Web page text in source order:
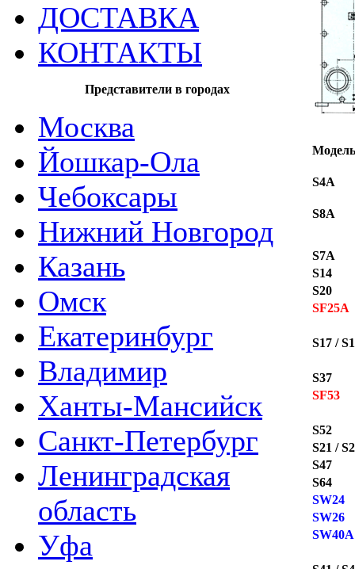
ДОСТАВКА
КОНТАКТЫ
Представители в городах
Москва
Йошкар-Ола
Чебоксары
Нижний Новгород
Казань
Омск
Екатеринбург
Владимир
Ханты-Мансийск
Санкт-Петербург
Ленинградская
область
Уфа
Модель
S4A
S8A
S7A
S14
S20
SF25A
S17 /
S37
SF53
S52
S21 /
S47
S64
SW24
SW26
SW40A